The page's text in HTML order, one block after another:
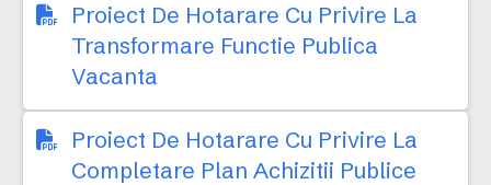
Proiect De Hotarare Cu Privire La
Transformare Functie Publica
Vacanta
Proiect De Hotarare Cu Privire La
Completare Plan Achizitii Publice